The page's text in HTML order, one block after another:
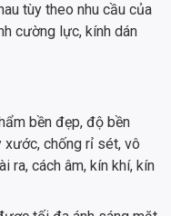
tùy theo nhu cầu của
cường lực, kính dán
bền đẹp, độ bền
xước, chống rỉ sét, vô
ra, cách âm, kín khí, kín